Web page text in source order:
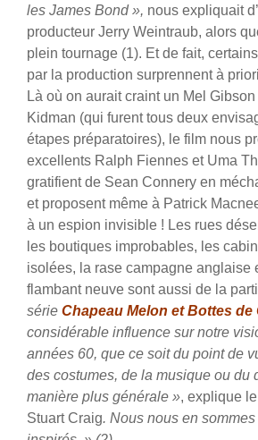
les James Bond », nous expliquait
producteur Jerry Weintraub, alors
plein tournage (1). Et de fait,
par la production surprennent à
Là où on aurait craint un Mel
Kidman (qui furent tous deux
étapes préparatoires), le film nous
excellents Ralph Fiennes et Uma
gratifient de Sean Connery en
et proposent même à Patrick
à un espion invisible ! Les rues
les boutiques improbables, les
isolées, la rase campagne anglaise
flambant neuve sont aussi de la
série Chapeau Melon et Bottes de
considérable influence sur notre
années 60, que ce soit du point de
des costumes, de la musique ou du
manière plus générale », explique
Stuart Craig. Nous nous en